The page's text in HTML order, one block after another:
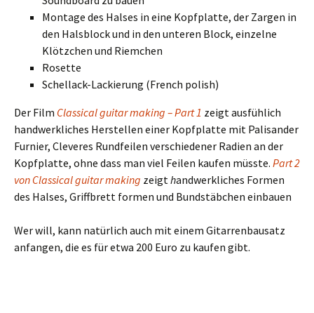
Montage des Halses in eine Kopfplatte, der Zargen in
den Halsblock und in den unteren Block, einzelne
Klötzchen und Riemchen
Rosette
Schellack-Lackierung (French polish)
Der Film Classical guitar making –Part 1 zeigt ausfühlich
handwerkliches Herstellen einer Kopfplatte mit Palisander
Furnier, Cleveres Rundfeilen verschiedener Radien an der
Kopfplatte, ohne dass man viel Feilen kaufen müsste. Part 2
von Classical guitar making zeigthandwerkliches Formen
des Halses, Griffbrett formen und Bundstäbchen einbauen
Wer will, kann natürlich auch mit einem Gitarrenbausatz
anfangen, die es für etwa 200 Euro zu kaufen gibt.